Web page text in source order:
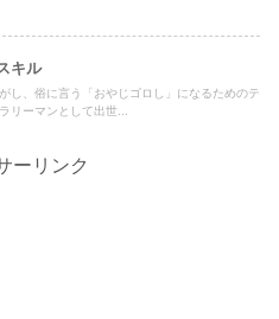
キル
し、俗に言う「おやじゴロし」になるためのテ
リーマンとして出世...
ーリンク